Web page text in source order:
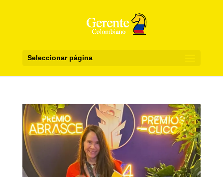
Seleccionar página